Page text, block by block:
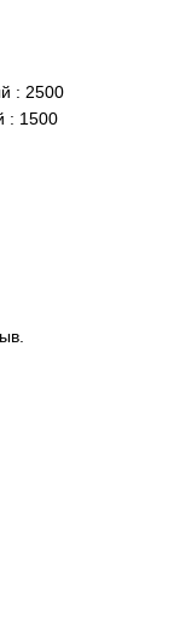
: 2500
: 1500